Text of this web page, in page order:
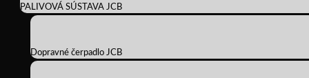
PALIVOVÁ SÚSTAVA JCB
Dopravné čerpadlo JCB